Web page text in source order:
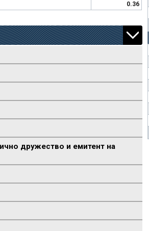
0.36
дружество и емитент на